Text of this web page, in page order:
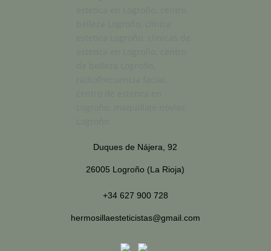
Duques de Nájera, 92
26005 Logroño (La Rioja)
+34 627 900 728
hermosillaesteticistas@gmail.com